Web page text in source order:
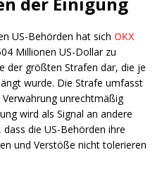
US-Behörden hat sich OKX
Millionen US-Dollar zu
der größten Strafen dar, die je
wurde. Die Strafe umfasst
unrechtmäßig
wird als Signal an andere
die US-Behörden ihre
und Verstöße nicht tolerieren